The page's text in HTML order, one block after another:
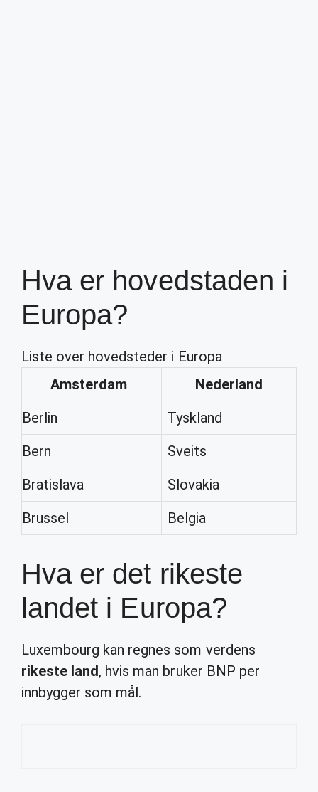
Hva er hovedstaden i
Europa?
Liste over hovedsteder i Europa
Amsterdam
Nederland
Berlin
Tyskland
Bern
Sveits
Bratislava
Slovakia
Brussel
Belgia
Hva er det rikeste
landet i Europa?
Luxembourg kan regnes som verdens
rikeste land, hvis man bruker BNP per
innbygger som mål.